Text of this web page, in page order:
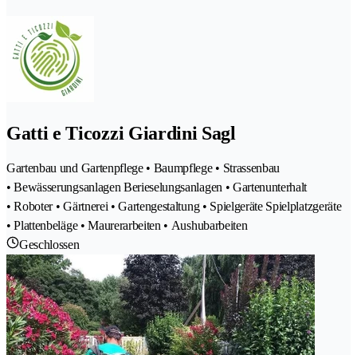
Gatti e Ticozzi Giardini Sagl
Gartenbau und Gartenpflege • Baumpflege • Strassenbau
• Bewässerungsanlagen Berieselungsanlagen • Gartenunterhalt
• Roboter • Gärtnerei • Gartengestaltung • Spielgeräte Spielplatzgeräte
• Plattenbeläge • Maurerarbeiten • Aushubarbeiten
Geschlossen